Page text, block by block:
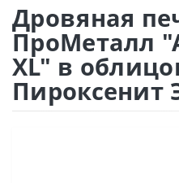
Дровяная
ПроМеталл
ХL" в
Пироксенит